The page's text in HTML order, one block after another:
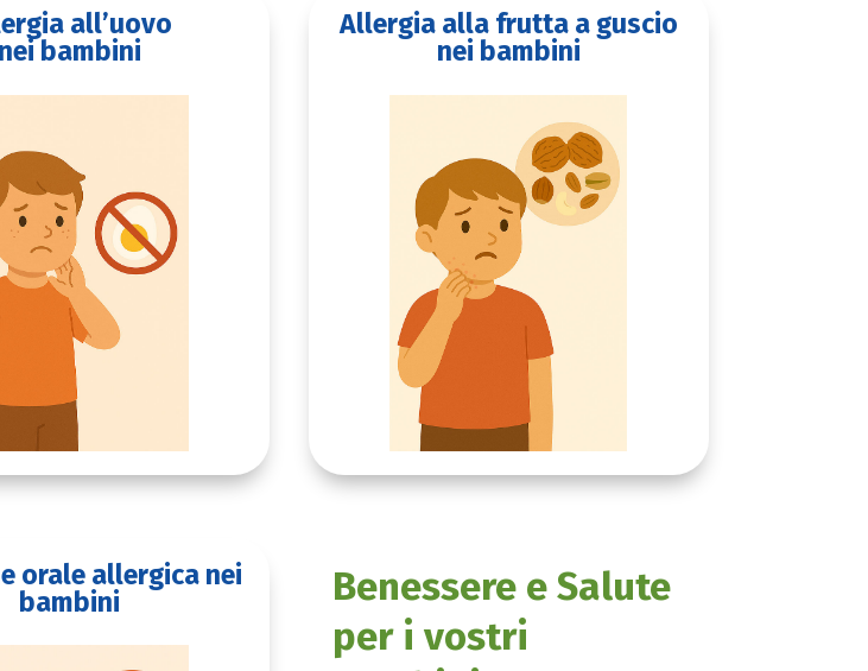
all’uovo
nei bambini
Allergia alla frutta a guscio
nei bambini
orale allergica nei
bambini
Benessere e Salute
per i vostri